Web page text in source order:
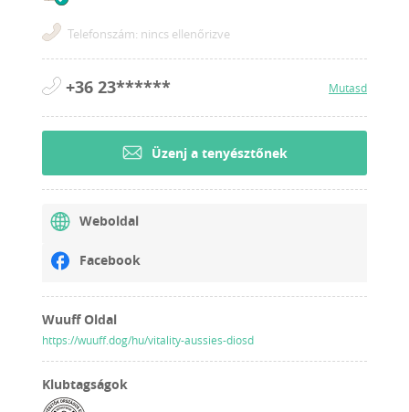
Telefonszám: nincs ellenőrizve
+36 23****** Mutasd
Üzenj a tenyésztőnek
Weboldal
Facebook
Wuuff Oldal
https://wuuff.dog/hu/vitality-aussies-diosd
Klubtagságok